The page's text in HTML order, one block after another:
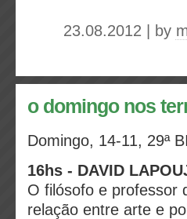
23.08.2012 | by
o domingo nos
Domingo, 14-11, 29ª
16hs - DAVID
O filósofo e professor
relação entre arte e